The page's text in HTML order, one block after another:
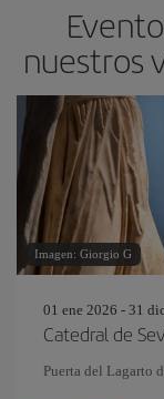
nuestros
Imagen: Giorgio G
01 ene 2026 - 31
Catedral de
Puerta del Lagarto